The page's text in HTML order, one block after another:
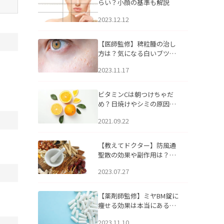
らい？小顔の基準も解説
2023.12.12
【医師監修】稗粒腫の治し
方は？気になる白いブツブ
アについて
2023.11.17
ビタミンCは朝つけちゃだ
め？日焼けやシミの原因に
2021.09.22
【教えてドクター】防風通
聖散の効果や副作用は？長
2023.07.27
【薬剤師監修】ミヤBM錠に
痩せる効果は本当にある